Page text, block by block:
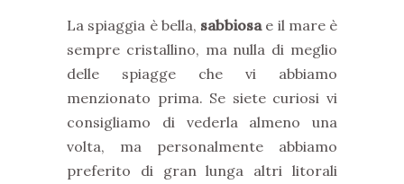
La spiaggia è bella, sabbiosae il mare è
sempre cristallino, ma nulla di meglio
delle spiagge che vi abbiamo
menzionato prima. Se siete curiosi vi
consigliamo di vederla almeno una
volta, ma personalmente abbiamo
preferito di gran lunga altri litorali